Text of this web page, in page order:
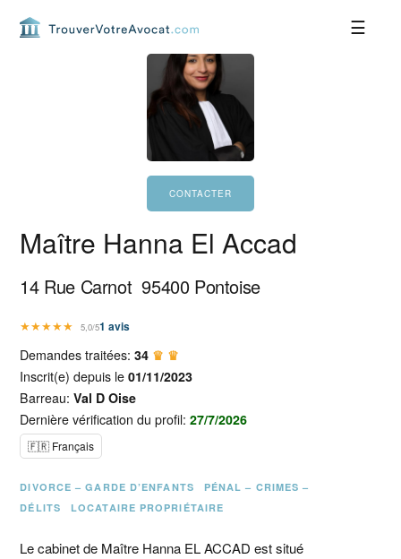
Maître Hanna El Accad
14 Rue Carnot 95400 Pontoise
★★★★★ 5,0/51 avis
Demandes traitées:34 ♛ ♛
Inscrit(e) depuis le01/11/2023
Barreau:Val D Oise
Dernière vérification du profil:27/7/2026
🇫🇷 Français
DIVORCE – GARDE D’ENFANTS
PÉNAL – CRIMES –
DÉLITS
LOCATAIRE PROPRIÉTAIRE
Le cabinet de Maître Hanna EL ACCAD est situé